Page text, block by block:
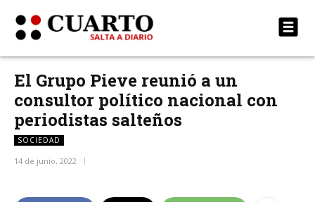
El Grupo Pieve reunió a un
consultor político nacional con
periodistas salteños
SOCIEDAD
14 de junio, 2022